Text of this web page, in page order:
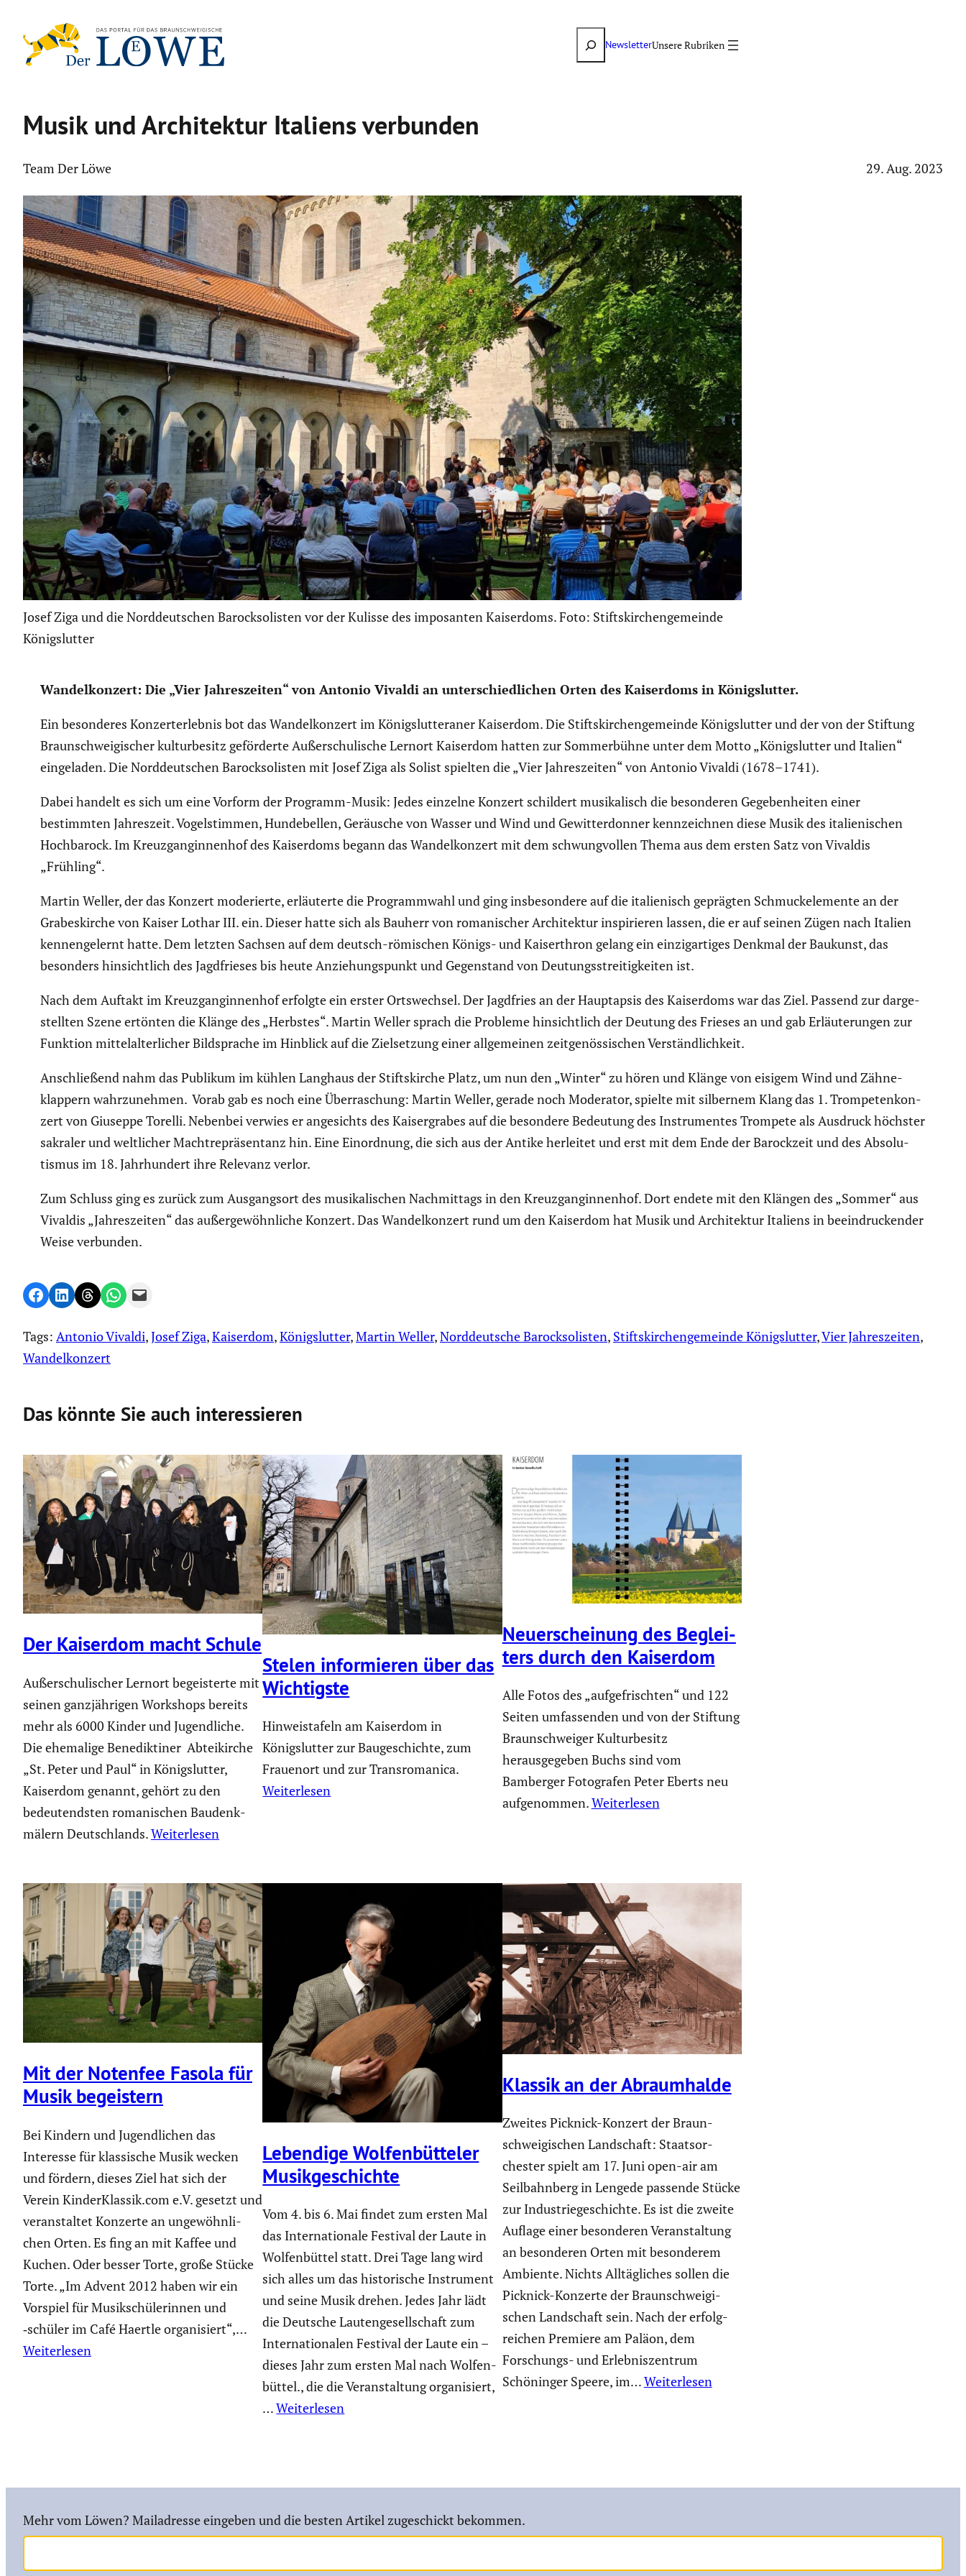
Inhalt
springen
SuchenNewsletter
Musik und Archi­tektur Italiens verbunden
Team Der Löwe 29. Aug. 2023
Josef Ziga und die Norddeutschen Barocksolisten vor der Kulisse des imposanten Kaiserdoms. Foto: Stiftskirchengemeinde
Königslutter
Wandel­kon­zert: Die „Vier Jahres­zeiten“ von Antonio Vivaldi an unter­schied­li­chen Orten des Kaiser­doms in Königs­lutter.
Ein beson­deres Konzert­er­lebnis bot das Wandel­kon­zert im Königs­lut­te­raner Kaiserdom. Die Stifts­kir­chen­ge­meinde Königs­lutter und der von der Stiftung
Braun­schwei­gi­scher kultur­be­sitz geför­derte Außer­schu­li­sche Lernort Kaiserdom hatten zur Sommer­bühne unter dem Motto „Königs­lutter und Italien“
einge­laden. Die Norddeut­schen Barock­so­listen mit Josef Ziga als Solist spielten die „Vier Jahres­zeiten“ von Antonio Vivaldi (1678–1741).
Dabei handelt es sich um eine Vorform der Programm-Musik: Jedes einzelne Konzert schildert musika­lisch die beson­deren Gegeben­heiten einer
bestimmten Jahres­zeit. Vogel­stimmen, Hunde­bellen, Geräusche von Wasser und Wind und Gewit­ter­donner kennzeichnen diese Musik des italie­ni­schen
Hochba­rock. Im Kreuz­gan­gin­nenhof des Kaiser­doms begann das Wandel­kon­zert mit dem schwung­vollen Thema aus dem ersten Satz von Vivaldis
„Frühling“.
Martin Weller, der das Konzert moderierte, erläu­terte die Programm­wahl und ging insbe­son­dere auf die italie­nisch geprägten Schmuck­ele­mente an der
Grabes­kirche von Kaiser Lothar III. ein. Dieser hatte sich als Bauherr von romani­scher Archi­tektur inspi­rieren lassen, die er auf seinen Zügen nach Italien
kennen­ge­lernt hatte. Dem letzten Sachsen auf dem deutsch-römischen Königs- und Kaiser­thron gelang ein einzig­ar­tiges Denkmal der Baukunst, das
besonders hinsicht­lich des Jagdfrieses bis heute Anzie­hungs­punkt und Gegen­stand von Deutungs­strei­tig­keiten ist.
Nach dem Auftakt im Kreuz­gan­gin­nenhof erfolgte ein erster Ortswechsel. Der Jagdfries an der Haupt­apsis des Kaiser­doms war das Ziel. Passend zur darge­
stellten Szene ertönten die Klänge des „Herbstes“. Martin Weller sprach die Probleme hinsicht­lich der Deutung des Frieses an und gab Erläu­te­rungen zur
Funktion mittel­al­ter­li­cher Bildsprache im Hinblick auf die Zielset­zung einer allge­meinen zeitge­nös­si­schen Verständ­lich­keit.
Anschlie­ßend nahm das Publikum im kühlen Langhaus der Stifts­kirche Platz, um nun den „Winter“ zu hören und Klänge von eisigem Wind und Zähne­
klap­pern wahrzu­nehmen. Vorab gab es noch eine Überra­schung: Martin Weller, gerade noch Moderator, spielte mit silbernem Klang das 1. Trompe­ten­kon­
zert von Giuseppe Torelli. Nebenbei verwies er angesichts des Kaiser­grabes auf die besondere Bedeutung des Instru­mentes Trompete als Ausdruck höchster
sakraler und weltli­cher Macht­re­prä­sen­tanz hin. Eine Einord­nung, die sich aus der Antike herleitet und erst mit dem Ende der Barock­zeit und des Absolu­
tismus im 18. Jahrhun­dert ihre Relevanz verlor.
Zum Schluss ging es zurück zum Ausgangsort des musika­li­schen Nachmit­tags in den Kreuz­gan­gin­nenhof. Dort endete mit den Klängen des „Sommer“ aus
Vivaldis „Jahres­zeiten“ das außer­ge­wöhn­liche Konzert. Das Wandel­kon­zert rund um den Kaiserdom hat Musik und Archi­tektur Italiens in beein­dru­ckender
Weise verbunden.
Share on Facebook
Share on LinkedIn
Share on Threads
Share on WhatsApp
Email this Page
Tags: Antonio Vivaldi, Josef Ziga, Kaiserdom, Königslutter, Martin Weller, Norddeutsche Barocksolisten, Stiftskirchengemeinde Königslutter, Vier Jahreszeiten
Wandelkonzert
Das könnte Sie auch interessieren
Der Kaiserdom macht Schule
Außer­schu­li­scher Lernort begeis­terte mit
seinen ganzjäh­rigen Workshops bereits
mehr als 6000 Kinder und Jugend­liche.
Die ehemalige Benedik­tiner Abtei­kirche
„St. Peter und Paul“ in Königs­lutter,
Kaiserdom genannt, gehört zu den
bedeu­tendsten romani­schen Baudenk­
mä­lern Deutsch­lands.Weiterlesen
Stelen infor­mieren über das
Wichtigste
Hinweistafeln am Kaiserdom in
Königslutter zur Baugeschichte, zum
Frauenort und zur Transromanica.
Weiterlesen
Neuerschei­nung des Beglei­
ters durch den Kaiserdom
Alle Fotos des „aufgefrischten“ und 122
Seiten umfassenden und von der Stiftung
Braunschweiger Kulturbesitz
herausgegeben Buchs sind vom
Bamberger Fotografen Peter Eberts neu
aufgenommen.Weiterlesen
Mit der Notenfee Fasola für
Musik begeis­tern
Bei Kindern und Jugend­li­chen das
Interesse für klassi­sche Musik wecken
und fördern, dieses Ziel hat sich der
Verein KinderKlassik.com e.V. gesetzt und
veran­staltet Konzerte an ungewöhn­li­
chen Orten. Es fing an mit Kaffee und
Kuchen. Oder besser Torte, große Stücke
Torte. „Im Advent 2012 haben wir ein
Vorspiel für Musik­schü­le­rinnen und
‑schüler im Café Haertle organi­siert“,…
Weiterlesen
Lebendige Wolfen­büt­teler
Musik­ge­schichte
Vom 4. bis 6. Mai findet zum ersten Mal
das Inter­na­tio­nale Festival der Laute in
Wolfen­büttel statt. Drei Tage lang wird
sich alles um das histo­ri­sche Instru­ment
und seine Musik drehen. Jedes Jahr lädt
die Deutsche Lauten­ge­sell­schaft zum
Inter­na­tio­nalen Festival der Laute ein –
dieses Jahr zum ersten Mal nach Wolfen­
büttel., die die Veran­stal­tung organi­siert,
…Weiterlesen
Klassik an der Abraum­halde
Zweites Picknick-Konzert der Braun­
schwei­gi­schen Landschaft: Staats­or­
chester spielt am 17. Juni open-air am
Seilbahn­berg in Lengede passende Stücke
zur Indus­trie­ge­schichte. Es ist die zweite
Auflage einer beson­deren Veran­stal­tung
an beson­deren Orten mit beson­derem
Ambiente. Nichts Alltäg­li­ches sollen die
Picknick-Konzerte der Braun­schwei­gi­
schen Landschaft sein. Nach der erfolg­
rei­chen Premiere am Paläon, dem
Forschungs- und Erleb­nis­zen­trum
Schöninger Speere, im…Weiterlesen
Mehr vom Löwen? Mailadresse eingeben und die besten Artikel zugeschickt bekommen.